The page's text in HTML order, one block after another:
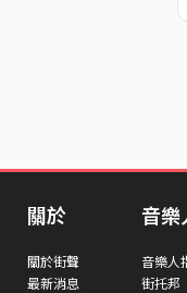
關於
關於街聲
最新消息
音樂
音樂人
街托邦